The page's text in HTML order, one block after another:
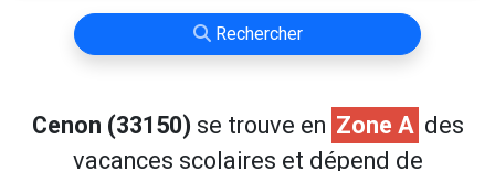
Rechercher
Cenon (33150) se trouve en Zone A des
vacances scolaires et dépend de